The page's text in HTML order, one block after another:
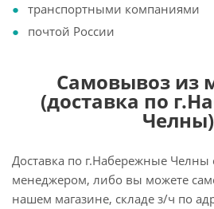
транспортными компаниями
почтой России
Самовывоз из
(доставка по
Челны)
Доставка по г.Набережные Челны
менеджером, либо вы можете
нашем магазине, складе з/ч по